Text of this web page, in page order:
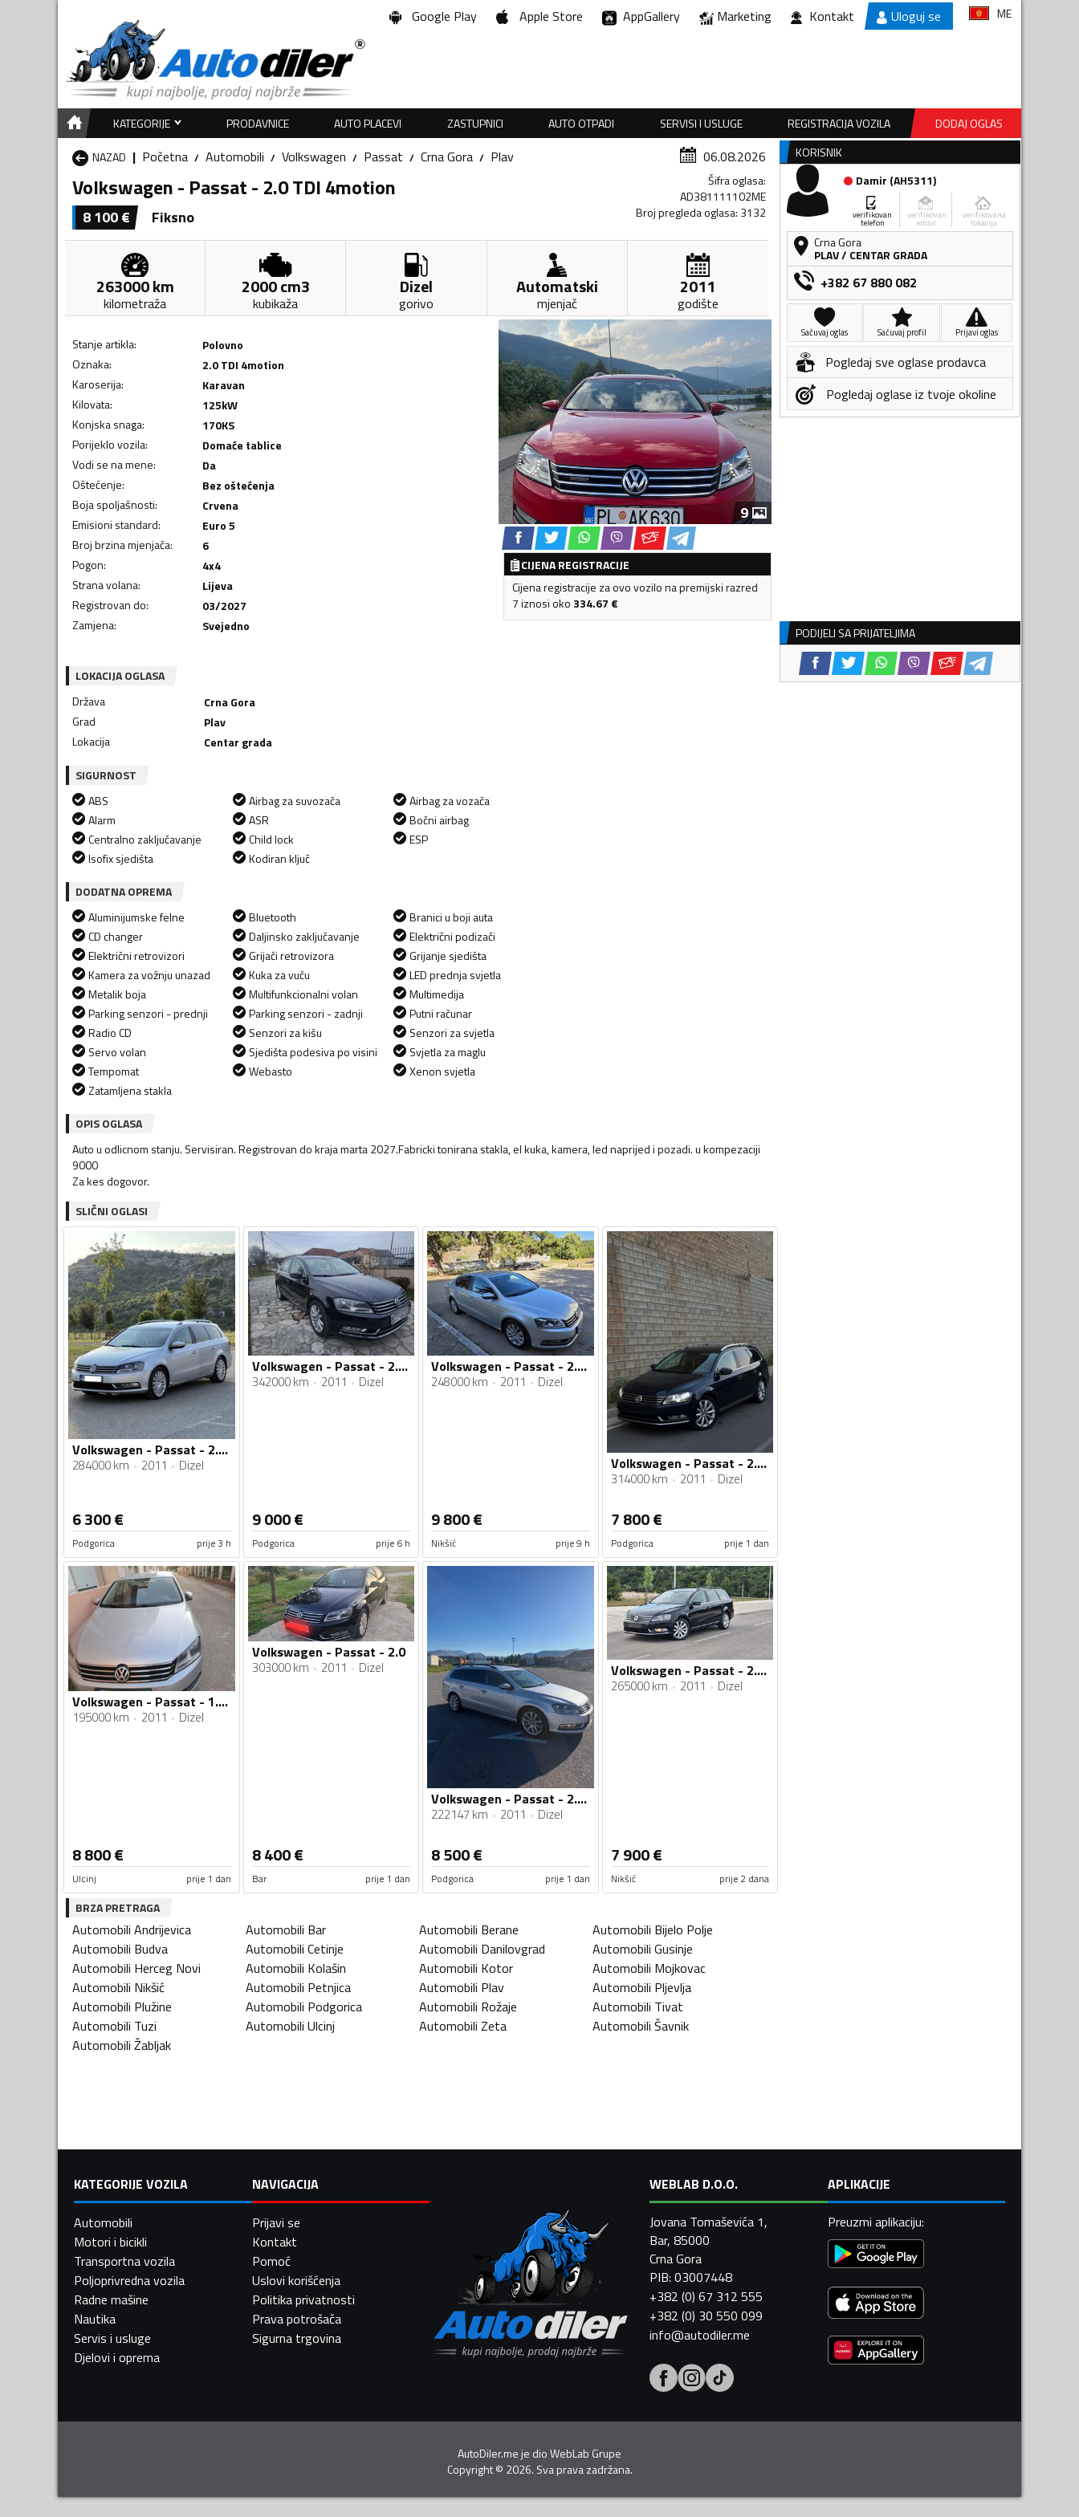
Google Play Apple Store AppGallery Marketing Kontakt Uloguj se ME
KATEGORIJE PRODAVNICE AUTO PLACEVI ZASTUPNICI AUTO OTPADI SERVISI I USLUGE REGISTRACIJA VOZILA
DODAJ OGLAS
NAZAD
Početna Automobili Volkswagen Passat Crna Gora Plav 06.08.2026
Volkswagen - Passat - 2.0 TDI 4motion
8 100€ Fiksno
Šifra oglasa:
AD381111102ME
Broj pregleda oglasa: 3132
263000km
kilometraža
2000cm3
kubikaža
Dizel
gorivo
Automatski
mjenjač
2011
godište
Stanje artikla:
Polovno
Oznaka:
2.0 TDI 4motion
Karoserija:
Karavan
Kilovata: 125kW
Konjska snaga: 170KS
Porijeklo vozila:
Domaće tablice
Vodi se na mene:
Da
Oštećenje:
Bez oštećenja
Boja spoljašnosti:
Crvena
Emisioni standard:
Euro 5
Broj brzina mjenjača:
6
Pogon:
4x4
Strana volana:
Lijeva
Registrovan do:
03/2027
Zamjena: Svejedno
9
CIJENA REGISTRACIJE
Cijena registracije za ovo vozilo na premijski razred
7 iznosi oko 334.67 €
LOKACIJA OGLASA
Država
Crna Gora
Grad
Plav
Lokacija
Centar grada
SIGURNOST
ABS
Alarm
Centralno zaključavanje
Isofix sjedišta
Airbag za suvozača
ASR
Child lock
Kodiran ključ
Airbag za vozača
Bočni airbag
ESP
DODATNA OPREMA
Aluminijumske felne
CD changer
Električni retrovizori
Kamera za vožnju unazad
Metalik boja
Parking senzori - prednji
Radio CD
Servo volan
Tempomat
Zatamljena stakla
Bluetooth
Daljinsko zaključavanje
Grijači retrovizora
Kuka za vuču
Multifunkcionalni volan
Parking senzori - zadnji
Senzori za kišu
Sjedišta podesiva po visini
Webasto
Branici u boji auta
Električni podizači
Grijanje sjedišta
LED prednja svjetla
Multimedija
Putni računar
Senzori za svjetla
Svjetla za maglu
Xenon svjetla
OPIS OGLASA
Auto u odlicnom stanju. Servisiran. Registrovan do kraja marta 2027.Fabricki tonirana stakla, el kuka, kamera, led naprijed i pozadi. u kompezaciji
9000
Za kes dogovor.
SLIČNI OGLASI
Volkswagen - Passat - 2.0 TDI
284000 km 2011 Dizel
6 300€
Podgorica prije 3 h
Volkswagen - Passat - 2.0 TDI
342000 km 2011 Dizel
9 000€
Podgorica prije 6 h
Volkswagen - Passat - 2.0 tdi
248000 km 2011 Dizel
9 800€
Nikšić prije 9 h
Volkswagen - Passat - 2.0TDI 103kw
314000 km 2011 Dizel
7 800€
Podgorica prije 1 dan
Volkswagen - Passat - 1.6 tdi
195000 km 2011 Dizel
8 800€
Ulcinj prije 1 dan
Volkswagen - Passat - 2.0
303000 km 2011 Dizel
8 400€
Bar prije 1 dan
Volkswagen - Passat - 2.0 TDI
222147 km 2011 Dizel
8 500€
Podgorica prije 1 dan
Volkswagen - Passat - 2.0tdi
265000 km 2011 Dizel
7 900€
Nikšić prije 2 dana
BRZA PRETRAGA
Automobili Andrijevica Automobili Bar Automobili Berane Automobili Bijelo Polje
Automobili Budva Automobili Cetinje Automobili Danilovgrad Automobili Gusinje
Automobili Herceg Novi Automobili Kolašin Automobili Kotor Automobili Mojkovac
Automobili Nikšić Automobili Petnjica Automobili Plav Automobili Pljevlja
Automobili Plužine Automobili Podgorica Automobili Rožaje Automobili Tivat
Automobili Tuzi Automobili Ulcinj Automobili Zeta Automobili Šavnik
Automobili Žabljak
KORISNIK
Damir (AH5311)
verifikovan
telefon
verifikovan
email
verifikovana
lokacija
Crna Gora
PLAV/ CENTAR GRADA
+382 67 880 082
Sačuvaj oglas Sačuvaj profil Prijavi oglas
Pogledaj sve oglase prodavca
Pogledaj oglase iz tvoje okoline
PODIJELI SA PRIJATELJIMA
KATEGORIJE VOZILA
Automobili
Motori i bicikli
Transportna vozila
Poljoprivredna vozila
Radne mašine
Nautika
Servis i usluge
Djelovi i oprema
NAVIGACIJA
Prijavi se
Kontakt
Pomoć
Uslovi korišćenja
Politika privatnosti
Prava potrošača
Sigurna trgovina
WEBLAB D.O.O.
Jovana Tomaševića 1,
Bar, 85000
Crna Gora
PIB: 03007448
+382 (0) 67 312 555
+382 (0) 30 550 099
info@autodiler.me
APLIKACIJE
Preuzmi aplikaciju:
AutoDiler.me je dioWebLab Grupe
Copyright© 2026. Sva prava zadržana.